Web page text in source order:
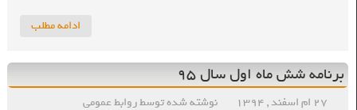
ادامه مطلب
برنامه شش ماه اول سال ۹۵
۲۷ ام اسفند , ۱۳۹۴ نوشته شده توسط روابط عمومی